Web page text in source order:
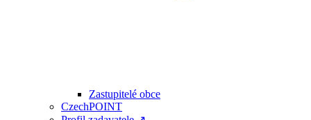
Zastupitelé obce
CzechPOINT